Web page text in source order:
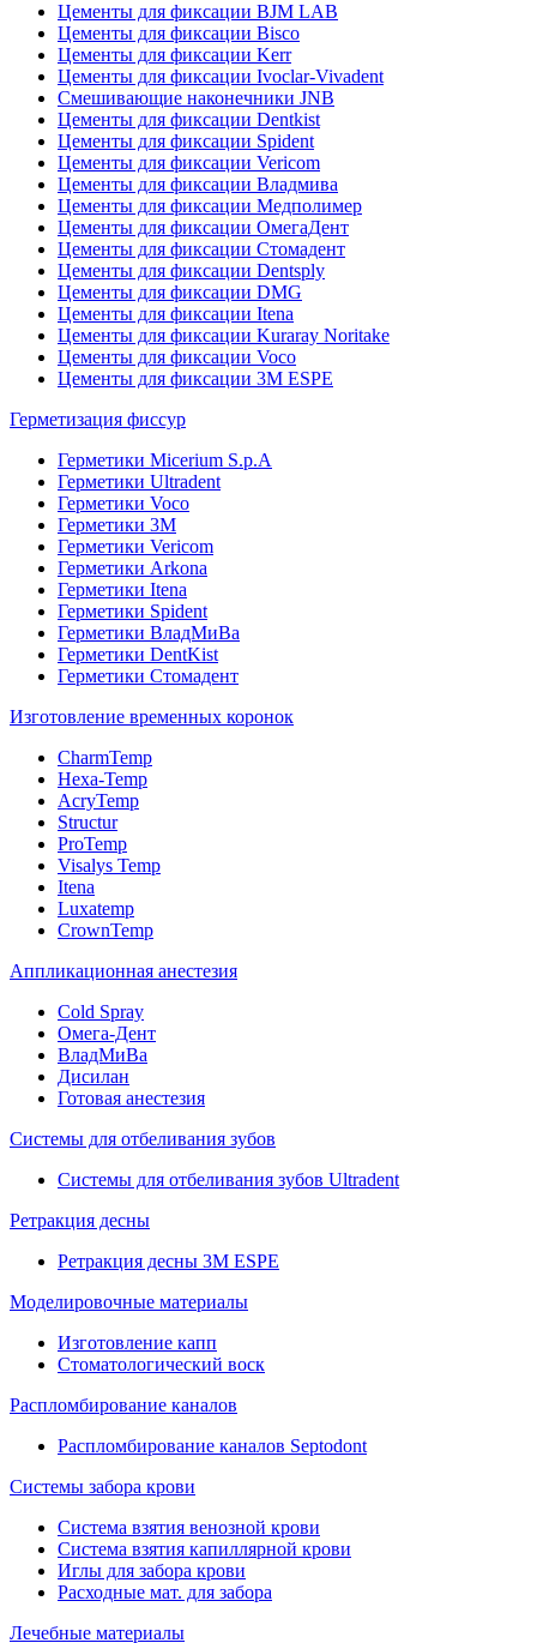
Цементы для фиксации BJM LAB
Цементы для фиксации Bisco
Цементы для фиксации Kerr
Цементы для фиксации Ivoclar-Vivadent
Смешивающие наконечники JNB
Цементы для фиксации Dentkist
Цементы для фиксации Spident
Цементы для фиксации Vericom
Цементы для фиксации Владмива
Цементы для фиксации Медполимер
Цементы для фиксации ОмегаДент
Цементы для фиксации Стомадент
Цементы для фиксации Dentsply
Цементы для фиксации DMG
Цементы для фиксации Itena
Цементы для фиксации Kuraray Noritake
Цементы для фиксации Voco
Цементы для фиксации 3M ESPE
Герметизация фиссур
Герметики Micerium S.p.A
Герметики Ultradent
Герметики Voco
Герметики 3M
Герметики Vericom
Герметики Arkona
Герметики Itena
Герметики Spident
Герметики ВладМиВа
Герметики DentKist
Герметики Стомадент
Изготовление временных коронок
CharmTemp
Hexa-Temp
AcryTemp
Structur
ProTemp
Visalys Temp
Itena
Luxatemp
CrownTemp
Аппликационная анестезия
Cold Spray
Омега-Дент
ВладМиВа
Дисилан
Готовая анестезия
Системы для отбеливания зубов
Системы для отбеливания зубов Ultradent
Ретракция десны
Ретракция десны 3M ESPE
Моделировочные материалы
Изготовление капп
Стоматологический воск
Распломбирование каналов
Распломбирование каналов Septodont
Системы забора крови
Система взятия венозной крови
Система взятия капиллярной крови
Иглы для забора крови
Расходные мат. для забора
Лечебные материалы